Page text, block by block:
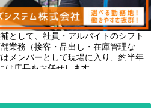
いるので、
信があります。
ださい!
です！
として、社員・アルバイトのシフト
業務（接客・品出し・在庫管理な
メンバーとして現場に入り、約半年
店長をお任せします。
やグループ長へのステップアップも